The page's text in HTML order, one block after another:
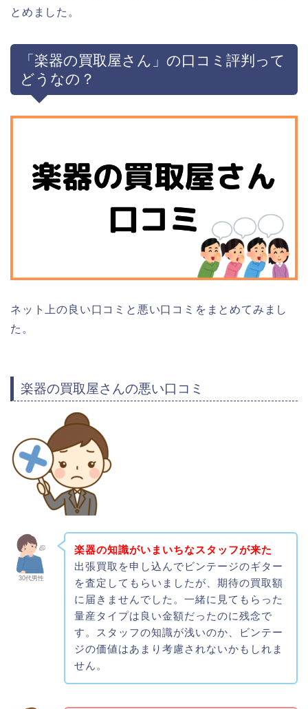
とめました。
「楽器の買取屋さん」の口コミ評判って
どうなの？
ネット上の良い口コミと悪い口コミをまとめてみまし
た。
楽器の買取屋さんの悪い口コミ
30代男性
楽器の知識がいまいちなスタッフが来た
出張買取を申し込んでビンテージのギター
を査定してもらいましたが、期待の買取額
に届きませんでした。一緒に見てもらった
量産タイプは良い金額だったのに残念で
す。スタッフの知識が浅いのか、ビンテー
ジの価値はあまり考慮されないかもしれま
せん。